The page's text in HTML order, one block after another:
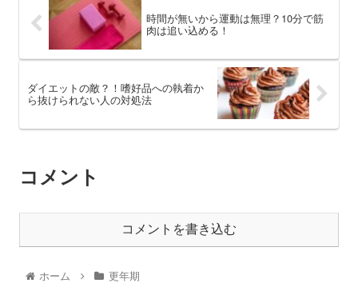
時間が無いから運動は無理？10分で筋
肉は追い込める！
ダイエットの敵？！嗜好品への執着か
ら抜けられない人の対処法
コメント
コメントを書き込む
ホーム 更年期